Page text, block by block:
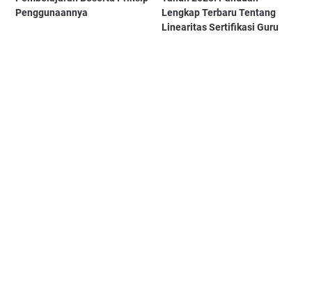
Penggunaannya
Lengkap Terbaru Tentang
Linearitas Sertifikasi Guru